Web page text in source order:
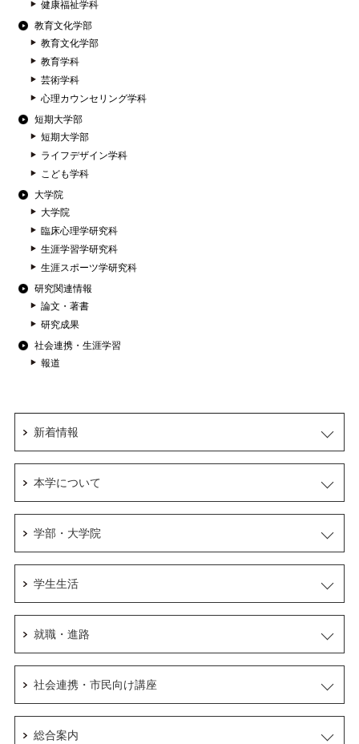
健康福祉学科
教育文化学部
教育文化学部
教育学科
芸術学科
心理カウンセリング学科
短期大学部
短期大学部
ライフデザイン学科
こども学科
大学院
大学院
臨床心理学研究科
生涯学習学研究科
生涯スポーツ学研究科
研究関連情報
論文・著書
研究成果
社会連携・生涯学習
報道
新着情報
本学について
学部・大学院
学生生活
就職・進路
社会連携・市民向け講座
総合案内